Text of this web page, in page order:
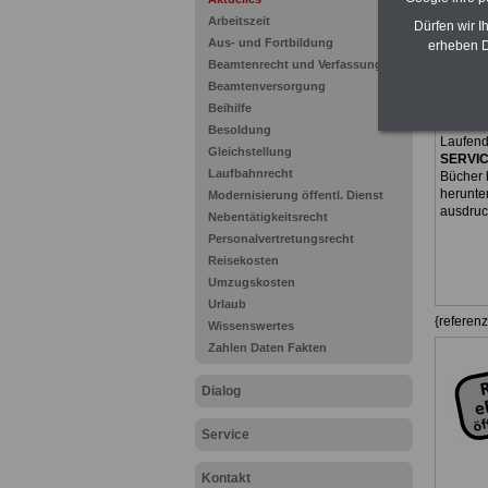
Arbeitszeit
Aus- und Fortbildung
Beamtenrecht und Verfassung
Beamtenversorgung
Beihilfe
Besoldung
Gleichstellung
Laufbahnrecht
Modernisierung öffentl. Dienst
Nebentätigkeitsrecht
Personalvertretungsrecht
Reisekosten
Umzugskosten
Urlaub
Wissenswertes
Zahlen Daten Fakten
Dialog
Service
Kontakt
Zum
Euro
Bücher
Dürfen wir
erheben